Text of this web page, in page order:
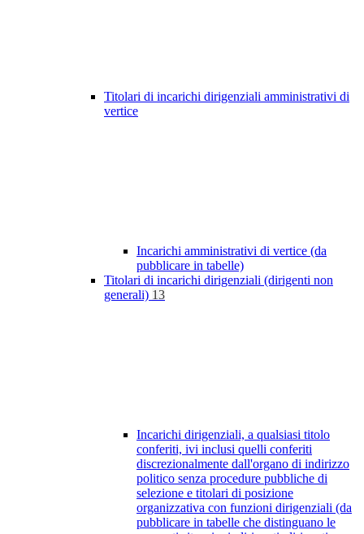
Titolari di incarichi dirigenziali amministrativi di
vertice
Incarichi amministrativi di vertice (da
pubblicare in tabelle)
Titolari di incarichi dirigenziali (dirigenti non
generali) 13
Incarichi dirigenziali, a qualsiasi titolo
conferiti, ivi inclusi quelli conferiti
discrezionalmente dall'organo di indirizzo
politico senza procedure pubbliche di
selezione e titolari di posizione
organizzativa con funzioni dirigenziali (da
pubblicare in tabelle che distinguano le